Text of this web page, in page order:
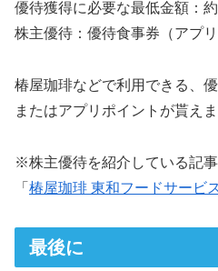
優待獲得に必要な最低金額：
株主優待：優待食事券（アプリ
椿屋珈琲などで利用できる、優
またはアプリポイントが貰えま
※株主優待を紹介している記事
「 椿屋珈琲 東和フードサービ
最後に